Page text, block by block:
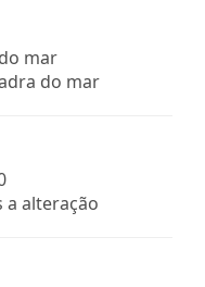
mar
do mar
a alteração